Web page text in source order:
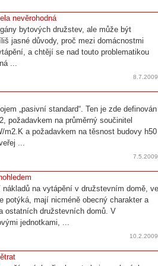
nevěrohodná
bytových družstev, ale může být
jasné důvody, proč mezi domácnostmi
a chtějí se nad touto problematikou
...
8.7.2009
„pasivní standard“. Ten je zde definován
požadavkem na průměrný součinitel
m2.K a požadavkem na těsnost budovy h50
...
7.5.2009
na vytápění v družstevním domě,
potýká, mají nicméně obecný charakter a
ostatních družstevních domů. V
jednotkami, ...
10.2.2009